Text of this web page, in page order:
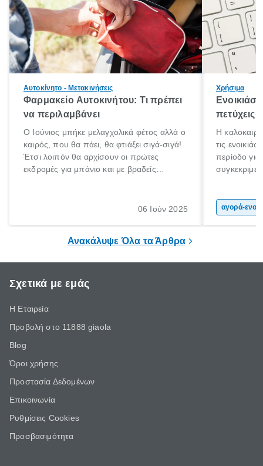
Αυτοκίνητο - Μετακινήσεις
Φαρμακείο Αυτοκινήτου: Τι πρέπει
να περιλαμβάνει
Ο Ιούνιος μπήκε μελαγχολικά φέτος αλλά ο
καιρός, που θα πάει, θα φτιάξει σιγά-σιγά!
Έτσι λοιπόν θα αρχίσουν οι πρώτες
εκδρομές για μπάνιο και με βραδείς
06 Ιούν 2025
Χρήσιμα
Η
τις
περίοδο
πολιτών,
επιλέξουν
Ανακάλυψε Όλα τα Άρθρα
Σχετικά με εμάς
Η Εταιρεία
Προβολή στο 11888 giaola
Blog
Όροι χρήσης
Προστασία Δεδομένων
Επικοινωνία
Ρυθμίσεις Cookies
Προσβασιμότητα